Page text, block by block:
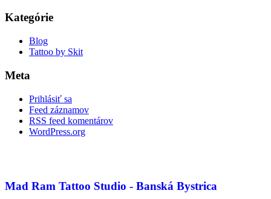
Kategórie
Blog
Tattoo by Skit
Meta
Prihlásiť sa
Feed záznamov
RSS feed komentárov
WordPress.org
Mad Ram Tattoo Studio - Banská Bystrica